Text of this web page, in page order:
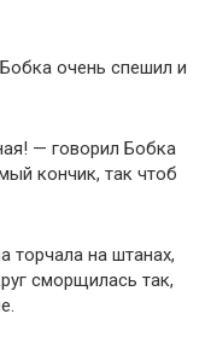
очень спешил и
— говорил Бобка
кончик, так чтоб
торчала на штанах,
сморщилась так,